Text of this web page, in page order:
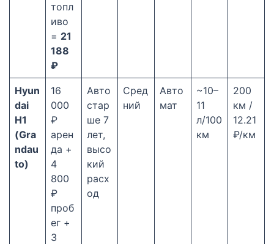
топл
иво
= 21
188
₽
Hyun
dai
H1
(Gra
ndau
to)
16
000
₽
арен
да +
4
800
₽
проб
ег +
3
Авто
стар
ше 7
лет,
высо
кий
расх
од
Сред
ний
Авто
мат
~10–
11
л/100
км
200
км /
12.21
₽/км